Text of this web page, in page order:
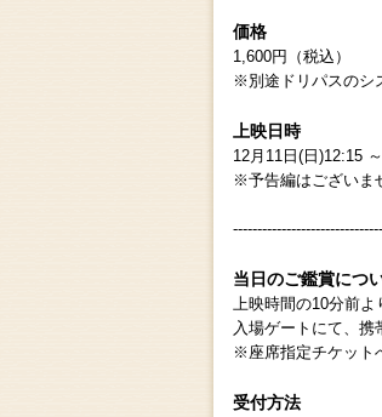
価格
1,600円（税込）
※別途ドリパスのシ
上映日時
12月11日(日)12:15
※予告編はございま
当日のご鑑賞につ
上映時間の10分前よ
入場ゲートにて、携
※座席指定チケット
受付方法